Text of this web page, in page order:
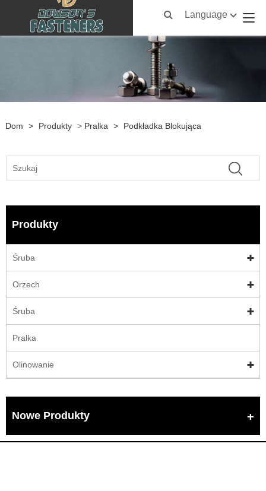
Language
Dom > Produkty > Pralka > Podkładka Blokująca
Produkty
Śruba
Orzech
Śruba
Pralka
Olinowanie
Nowe Produkty